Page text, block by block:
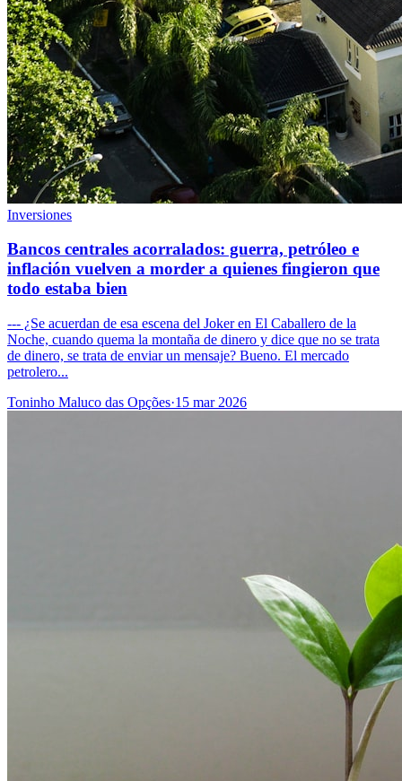
Inversiones
Bancos centrales acorralados: guerra, petróleo e
inflación vuelven a morder a quienes fingieron que
todo estaba bien
--- ¿Se acuerdan de esa escena del Joker en El Caballero de la
Noche, cuando quema la montaña de dinero y dice que no se trata
de dinero, se trata de enviar un mensaje? Bueno. El mercado
petrolero...
Toninho Maluco das Opções·15 mar 2026